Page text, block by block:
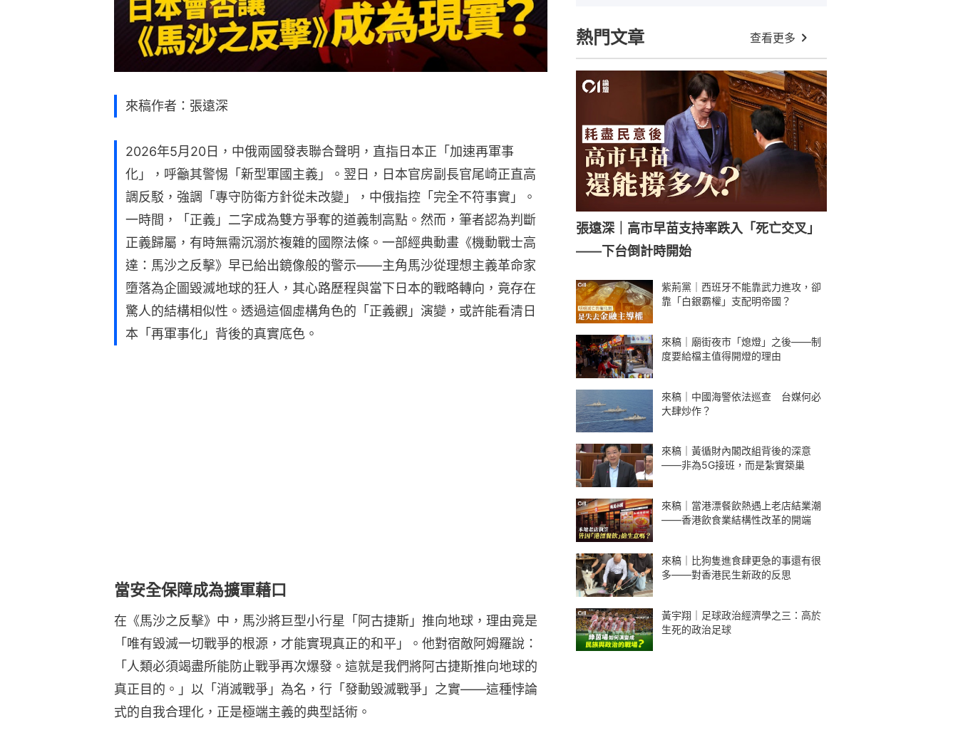
來稿作者：張遠深
2026年5月20日，中俄兩國發表聯合聲明，直指日本正「加速再軍事
化」，呼籲其警惕「新型軍國主義」。翌日，日本官房副長官尾崎正直高
調反駁，強調「專守防衛方針從未改變」，中俄指控「完全不符事實」。
一時間，「正義」二字成為雙方爭奪的道義制高點。然而，筆者認為判斷
正義歸屬，有時無需沉溺於複雜的國際法條。一部經典動畫《機動戰士高
達：馬沙之反擊》早已給出鏡像般的警示——主角馬沙從理想主義革命家
墮落為企圖毀滅地球的狂人，其心路歷程與當下日本的戰略轉向，竟存在
驚人的結構相似性。透過這個虛構角色的「正義觀」演變，或許能看清日
本「再軍事化」背後的真實底色。
當安全保障成為擴軍藉口
在《馬沙之反擊》中，馬沙將巨型小行星「阿古捷斯」推向地球，理由竟是
「唯有毀滅一切戰爭的根源，才能實現真正的和平」。他對宿敵阿姆羅說：
「人類必須竭盡所能防止戰爭再次爆發。這就是我們將阿古捷斯推向地球的
真正目的。」以「消滅戰爭」為名，行「發動毀滅戰爭」之實——這種悖論
式的自我合理化，正是極端主義的典型話術。
熱門文章 查看更多
張遠深｜高市早苗支持率跌入「死亡交叉」
——下台倒計時開始
紫荊黨｜西班牙不能靠武力進攻，卻
靠「白銀霸權」支配明帝國？
來稿｜廟街夜市「熄燈」之後——制
度要給檔主值得開燈的理由
來稿｜中國海警依法巡查 台媒何必
大肆炒作？
來稿｜黃循財內閣改組背後的深意
——非為5G接班，而是紮實築巢
來稿｜當港漂餐飲熱遇上老店結業潮
——香港飲食業結構性改革的開端
來稿｜比狗隻進食肆更急的事還有很
多——對香港民生新政的反思
黃宇翔｜足球政治經濟學之三：高於
生死的政治足球